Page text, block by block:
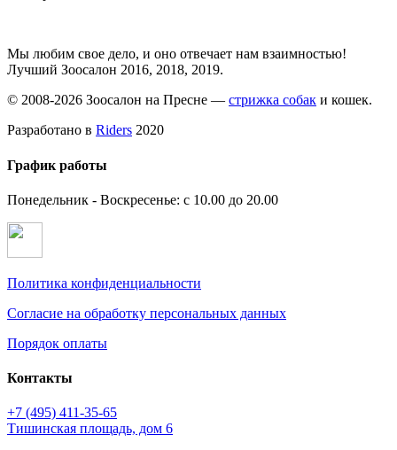
Мы любим свое дело, и оно отвечает нам взаимностью!
Лучший Зоосалон 2016, 2018, 2019.
© 2008-2026 Зоосалон на Пресне — стрижка собак и кошек.
Разработано в Riders 2020
График работы
Понедельник - Воскресенье: с 10.00 до 20.00
Политика конфиденциальности
Согласие на обработку персональных данных
Порядок оплаты
Контакты
+7 (495) 411-35-65
Тишинская площадь, дом 6